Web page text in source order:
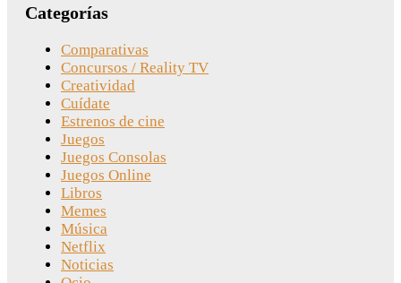
Categorías
Comparativas
Concursos / Reality TV
Creatividad
Cuídate
Estrenos de cine
Juegos
Juegos Consolas
Juegos Online
Libros
Memes
Música
Netflix
Noticias